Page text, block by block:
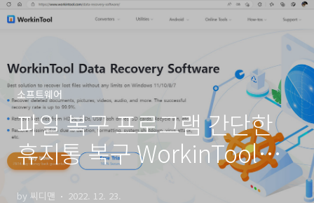
소프트웨어
파일 복구 프로그램 간단한
휴지통 복구 WorkinTool
Data Recovery Software
by 씨디맨 2022. 12. 23.